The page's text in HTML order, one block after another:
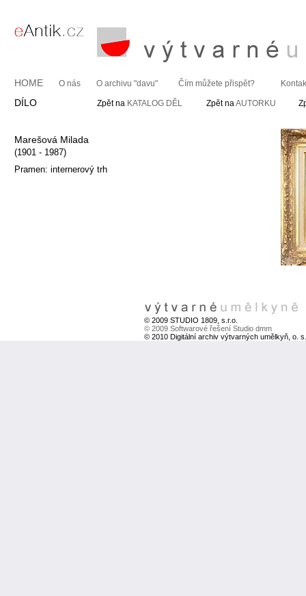
HOME O nás O archivu "davu" Čím můžete přispět?
DÍLO Zpět na KATALOG DĚL Zpět naAUTORKU
Marešová Milada
(1901 - 1987)
Pramen: internerový trh
© 2009 STUDIO 1809, s.r.o.
© 2009 Softwarové řešení Studio dmm
© 2010 Digitální archiv výtvarných umělkyň, o. s.